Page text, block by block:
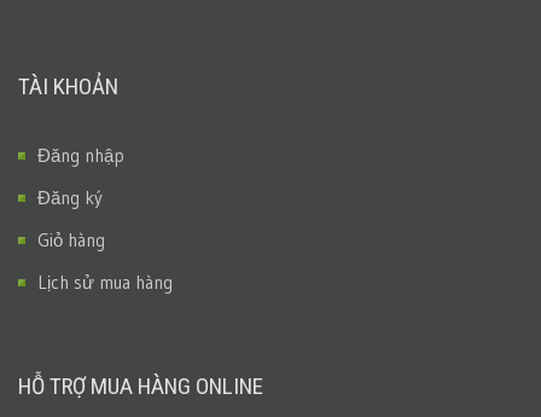
TÀI KHOẢN
Đăng nhập
Đăng ký
Giỏ hàng
Lịch sử mua hàng
HỖ TRỢ MUA HÀNG ONLINE